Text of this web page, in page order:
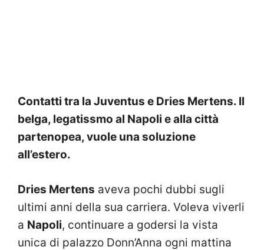
Contatti tra la Juventus e Dries Mertens. Il
belga, legatissmo al Napoli e alla città
partenopea, vuole una soluzione
all’estero.
Dries Mertens aveva pochi dubbi sugli
ultimi anni della sua carriera. Voleva viverli
a Napoli, continuare a godersi la vista
unica di palazzo Donn’Anna ogni mattina